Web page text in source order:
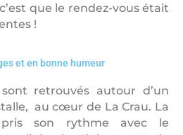
que le rendez-vous était
!
et en bonne humeur
retrouvés autour d’un
au cœur de La Crau. La
son rythme avec le